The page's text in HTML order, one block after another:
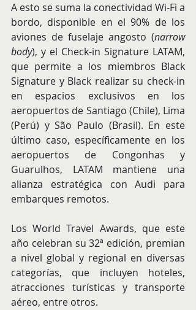
A esto se suma la conectividad Wi-Fi a
bordo, disponible en el 90% de los
aviones de fuselaje angosto (narrow
body), y el Check-in Signature LATAM,
que permite a los miembros Black
Signature y Black realizar su check-in
en espacios exclusivos en los
aeropuertos de Santiago (Chile), Lima
(Perú) y São Paulo (Brasil). En este
último caso, específicamente en los
aeropuertos de Congonhas y
Guarulhos, LATAM mantiene una
alianza estratégica con Audi para
embarques remotos.
Los World Travel Awards, que este
año celebran su 32ª edición, premian
a nivel global y regional en diversas
categorías, que incluyen hoteles,
atracciones turísticas y transporte
aéreo, entre otros.